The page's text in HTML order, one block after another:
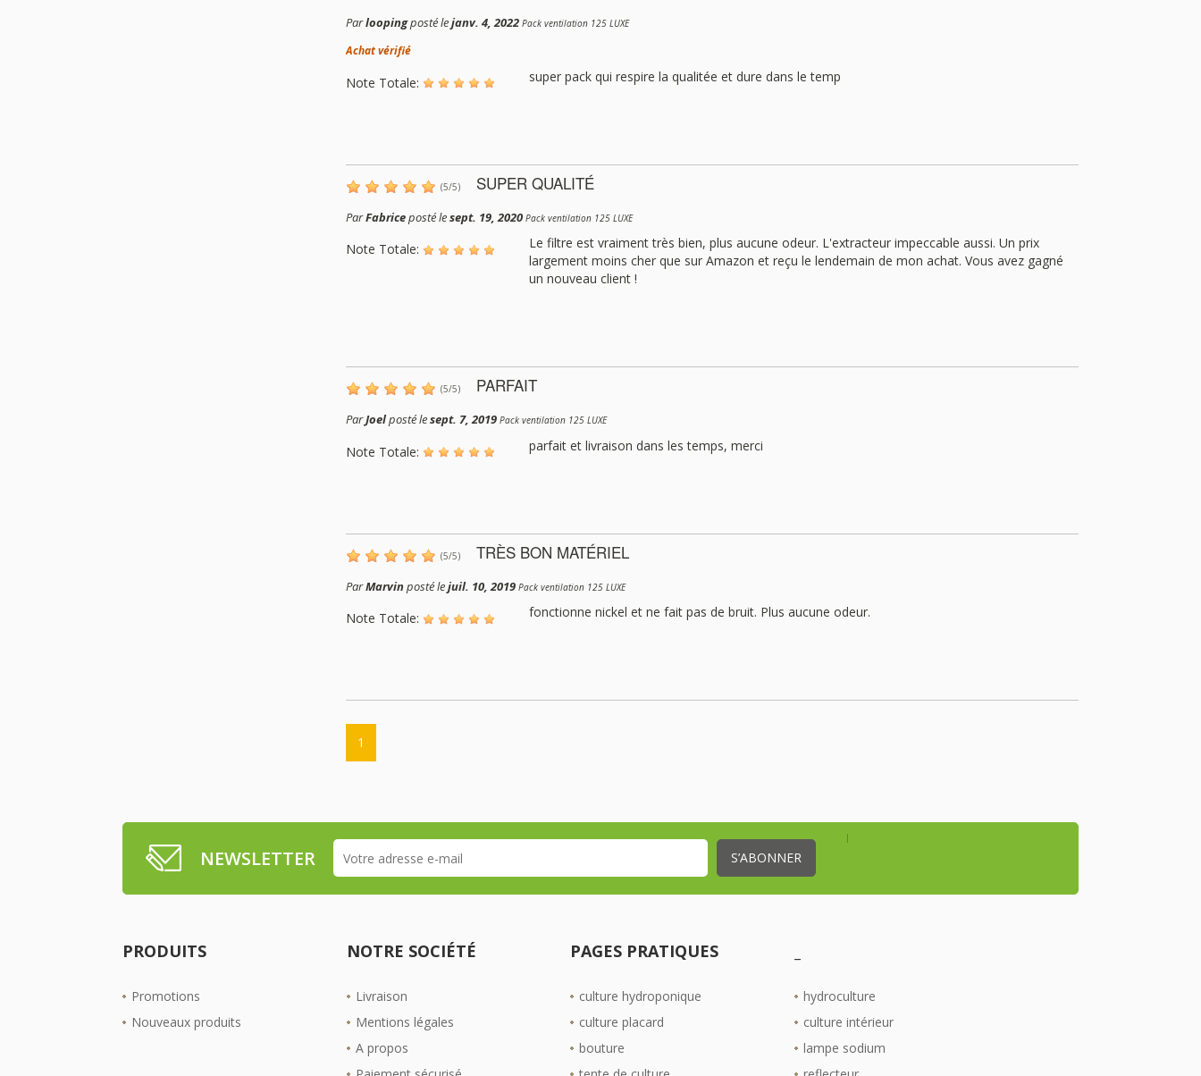
Parloopingposté lejanv. 4, 2022 Pack ventilation 125 LUXE
Achat vérifié
Note Totale: super pack qui respire la qualitée et dure dans le temp
(5/5) SUPER QUALITÉ
ParFabriceposté lesept. 19, 2020 Pack ventilation 125 LUXE
Note Totale:
Le filtre est vraiment très bien, plus aucune odeur. L'extracteur impeccable aussi. Un prix
largement moins cher que sur Amazon et reçu le lendemain de mon achat. Vous avez gagné
un nouveau client !
(5/5) PARFAIT
ParJoelposté lesept. 7, 2019 Pack ventilation 125 LUXE
Note Totale: parfait et livraison dans les temps, merci
(5/5) TRÈS BON MATÉRIEL
ParMarvinposté lejuil. 10, 2019 Pack ventilation 125 LUXE
Note Totale: fonctionne nickel et ne fait pas de bruit. Plus aucune odeur.
1
NEWSLETTER
PRODUITS
Promotions
Nouveaux produits
NOTRE SOCIÉTÉ
Livraison
Mentions légales
A propos
PAGES PRATIQUES
culture hydroponique
culture placard
bouture
hydroculture
culture intérieur
lampe sodium